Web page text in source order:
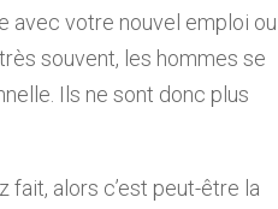
avec votre nouvel emploi ou
souvent, les hommes se
Ils ne sont donc plus
fait, alors c’est peut-être la